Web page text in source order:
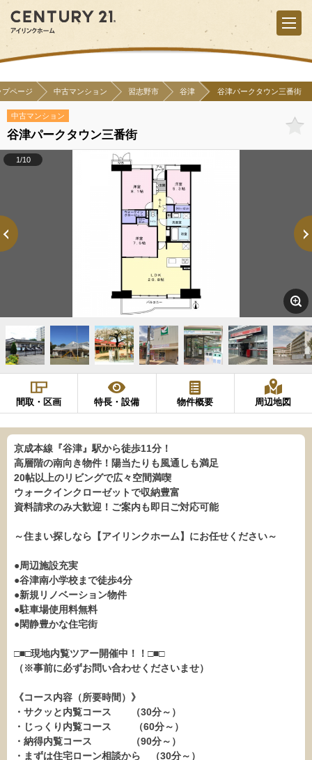
プページ 中古マンション 習志野市 谷津 谷津パークタウン三番街
中古マンション
谷津パークタウン三番街
1/10
間取・区画 特長・設備 物件概要 周辺地図
京成本線『谷津』駅から徒歩11分！
高層階の南向き物件！陽当たりも風通しも満足
20帖以上のリビングで広々空間満喫
ウォークインクローゼットで収納豊富
資料請求のみ大歓迎！ご案内も即日ご対応可能
～住まい探しなら【アイリンクホーム】にお任せください～
●周辺施設充実
●谷津南小学校まで徒歩4分
●新規リノベーション物件
●駐車場使用料無料
●閑静豊かな住宅街
□■□現地内覧ツアー開催中！！□■□
（※事前に必ずお問い合わせくださいませ）
《コース内容（所要時間）》
・サクッと内覧コース （30分～）
・じっくり内覧コース （60分～）
・納得内覧コース （90分～）
・まずは住宅ローン相談から （30分～）